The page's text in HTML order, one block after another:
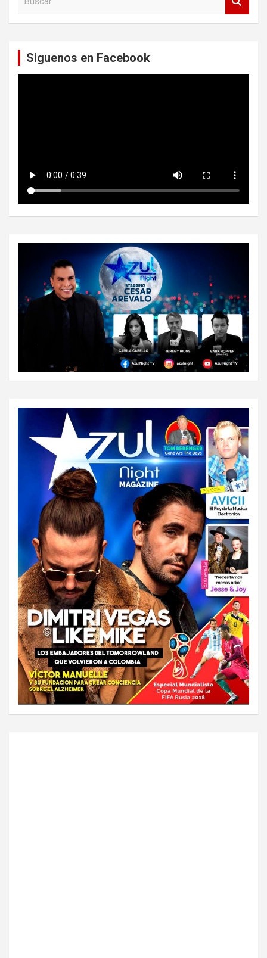
Siguenos en Facebook